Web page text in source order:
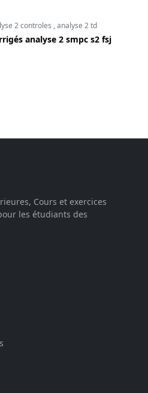
2 controles ,analyse 2 td
analyse 2 smpc s2 fsj
Cours et exercices
les étudiants des